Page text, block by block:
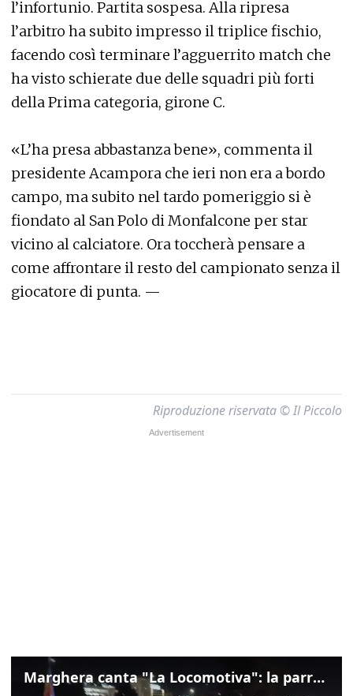
l’infortunio. Partita sospesa. Alla ripresa
l’arbitro ha subito impresso il triplice fischio,
facendo così terminare l’agguerrito match che
ha visto schierate due delle squadri più forti
della Prima categoria, girone C.
«L’ha presa abbastanza bene», commenta il
presidente Acampora che ieri non era a bordo
campo, ma subito nel tardo pomeriggio si è
fiondato al San Polo di Monfalcone per star
vicino al calciatore. Ora toccherà pensare a
come affrontare il resto del campionato senza il
giocatore di punta. —
Riproduzione riservata © Il Piccolo
Marghera canta "La Locomotiva": la parrocchia della Cita ricorda Guccini